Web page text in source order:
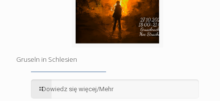
Gruseln in Schlesien
Dowiedz się więcej/Mehr